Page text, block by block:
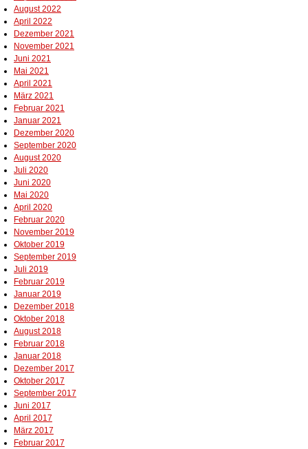
August 2022
April 2022
Dezember 2021
November 2021
Juni 2021
Mai 2021
April 2021
März 2021
Februar 2021
Januar 2021
Dezember 2020
September 2020
August 2020
Juli 2020
Juni 2020
Mai 2020
April 2020
Februar 2020
November 2019
Oktober 2019
September 2019
Juli 2019
Februar 2019
Januar 2019
Dezember 2018
Oktober 2018
August 2018
Februar 2018
Januar 2018
Dezember 2017
Oktober 2017
September 2017
Juni 2017
April 2017
März 2017
Februar 2017